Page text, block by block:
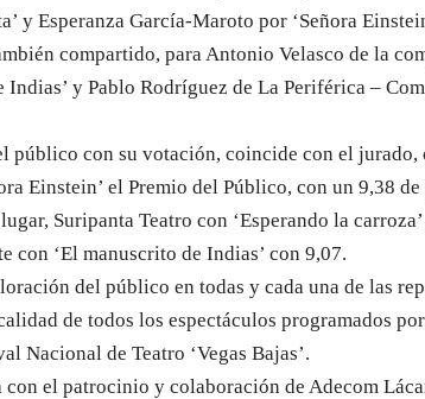
y Esperanza García-Maroto por ‘Señora
compartido, para Antonio Velasco de la
Indias’ y Pablo Rodríguez de La Periférica –
público con su votación, coincide con el jurado,
Einstein’ el Premio del Público, con un 9,38
Suripanta Teatro con ‘Esperando la
con ‘El manuscrito de Indias’ con 9,07.
del público en todas y cada una de las
de todos los espectáculos programados
Nacional de Teatro ‘Vegas Bajas’.
el patrocinio y colaboración de Adecom